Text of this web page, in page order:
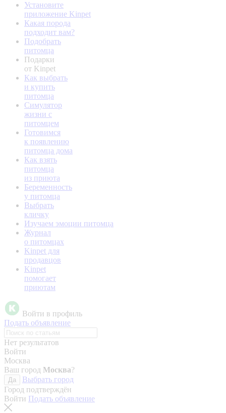
Установите
приложение Kinpet
Какая порода
подходит вам?
Подобрать
питомца
Подарки
от Kinpet
Как выбрать
и купить
питомца
Симулятор
жизни с
питомцем
Готовимся
к появлению
питомца дома
Как взять
питомца
из приюта
Беременность
у питомца
Выбрать
кличку
Изучаем эмоции питомца
Журнал
о питомцах
Kinpet для
продавцов
Kinpet
помогает
приютам
Войти в профиль
Подать объявление
Нет результатов
Войти
Москва
Ваш город Москва?
Да
Выбрать город
Город подтверждён
Войти Подать объявление